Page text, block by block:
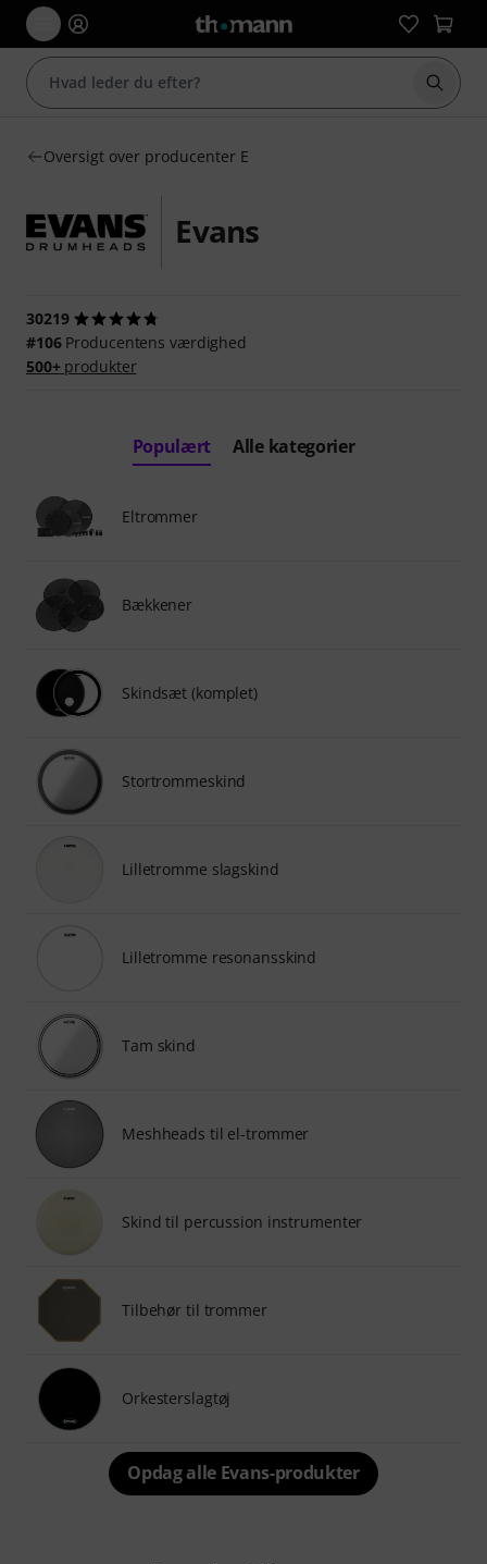
Start
Oversigt over producenter E
Evans
30219
#106Producentens værdighed
500+produkter
Populært Alle kategorier
Eltrommer
Bækkener
Skindsæt (komplet)
Stortrommeskind
Lilletromme slagskind
Lilletromme resonansskind
Tam skind
Meshheads til el-trommer
Skind til percussion instrumenter
Tilbehør til trommer
Orkesterslagtøj
Opdag alle Evans-produkter